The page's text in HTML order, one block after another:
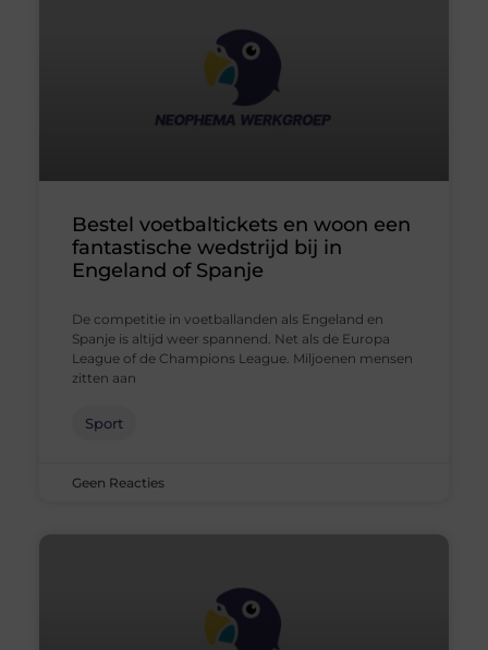
Bestel voetbaltickets en woon een
fantastische wedstrijd bij in
Engeland of Spanje
De competitie in voetballanden als Engeland en
Spanje is altijd weer spannend. Net als de Europa
League of de Champions League. Miljoenen mensen
zitten aan
Sport
Geen Reacties